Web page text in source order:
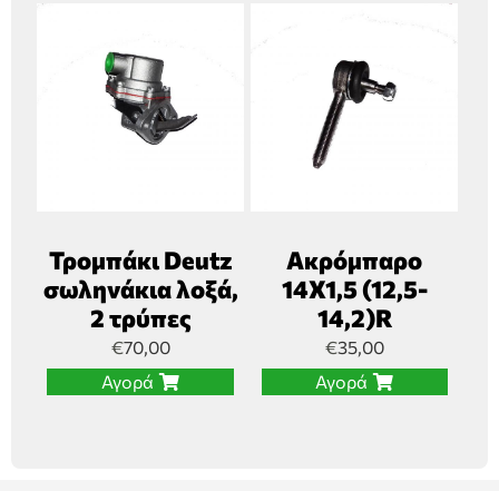
Τρομπάκι Deutz
σωληνάκια λοξά,
2 τρύπες
€70,00
Αγορά
Ακρόμπαρο
14Χ1,5 (12,5-
14,2)R
€35,00
Αγορά